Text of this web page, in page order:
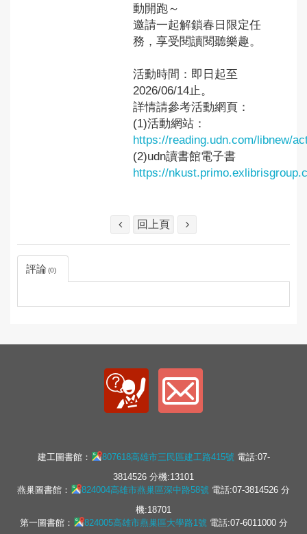
動開跑～
邀請一起解鎖春日限定任
務，享受閱讀閱聽樂趣。
活動時間：即日起至
2026/06/14止。
詳情請參考活動網頁：
(1)活動網站：
https://reading.udn.com/libnew/
(2)udn讀書館電子書
https://
回上頁
評論 0
建工圖書館： 807618高雄市三民區建工路415號電話:07-
3814526 分機:13101
燕巢圖書館：
824004高雄市燕巢區深中路58號 電話:07-3814526 分
機:18701
第一圖書館：
824005高雄市燕巢區大學路1號電話:07-6011000 分